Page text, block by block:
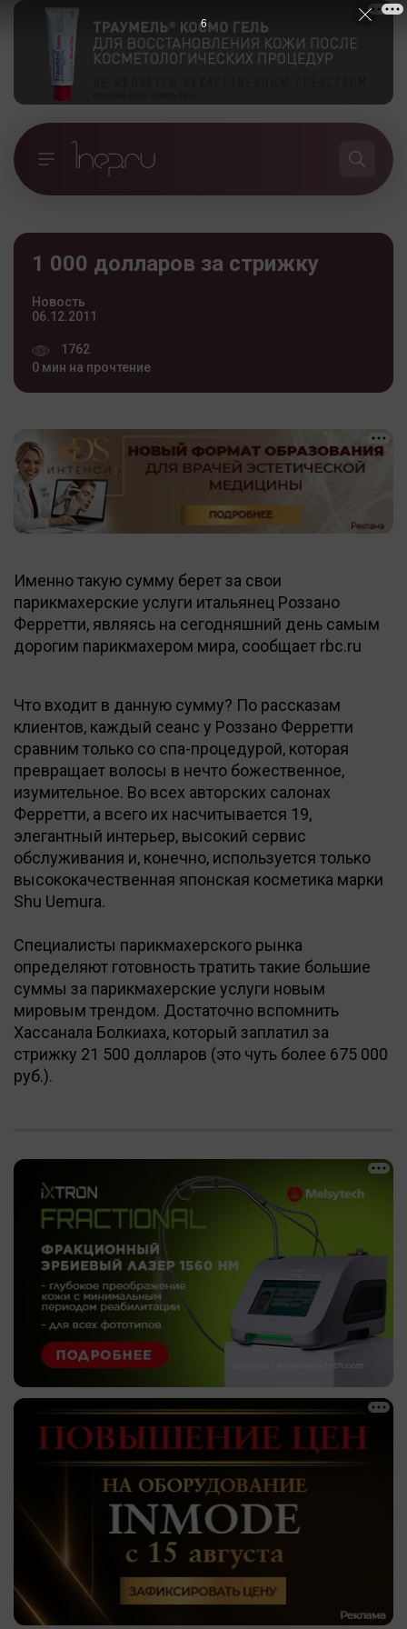
1 000 долларов за стрижку
Новость
06.12.2011
1762
0 мин на прочтение
Именно такую сумму берет за свои
парикмахерские услуги итальянец Роззано
Ферретти, являясь на сегодняшний день самым
дорогим парикмахером мира, сообщает rbc.ru
Что входит в данную сумму? По рассказам
клиентов, каждый сеанс у Роззано Ферретти
сравним только со спа-процедурой, которая
превращает волосы в нечто божественное,
изумительное. Во всех авторских салонах
Ферретти, а всего их насчитывается 19,
элегантный интерьер, высокий сервис
обслуживания и, конечно, используется только
высококачественная японская косметика марки
Shu Uemura.
Специалисты парикмахерского рынка
определяют готовность тратить такие большие
суммы за парикмахерские услуги новым
мировым трендом. Достаточно вспомнить
Хассанала Болкиаха, который заплатил за
стрижку 21 500 долларов (это чуть более 675 000
руб.).
5